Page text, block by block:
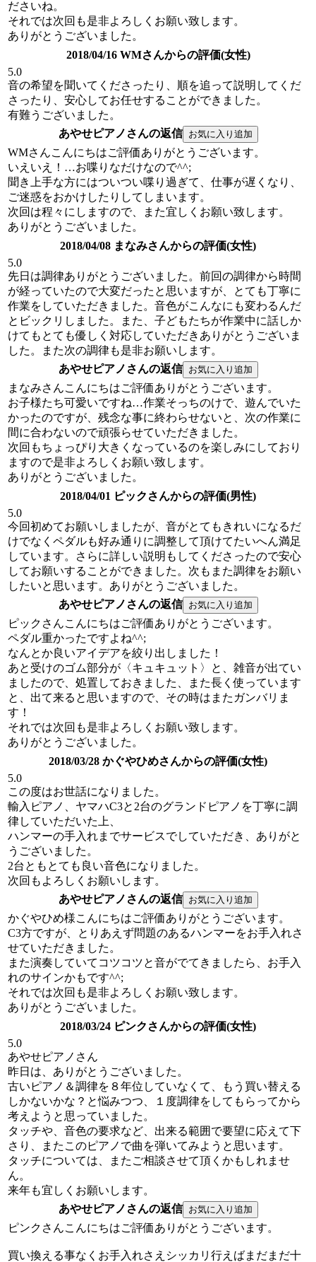
ださいね。
それでは次回も是非よろしくお願い致します。
ありがとうございました。
2018/04/16 WMさんからの評価(女性)
5.0
音の希望を聞いてくださったり、順を追って説明してくだ
さったり、安心してお任せすることができました。
有難うございました。
あやせピアノさんの返信
WMさんこんにちはご評価ありがとうございます。
いえいえ！…お喋りなだけなので^^;
聞き上手な方にはついつい喋り過ぎて、仕事が遅くなり、
ご迷惑をおかけしたりしてしまいます。
次回は程々にしますので、また宜しくお願い致します。
ありがとうございました。
2018/04/08 まなみさんからの評価(女性)
5.0
先日は調律ありがとうございました。前回の調律から時間
が経っていたので大変だったと思いますが、とても丁寧に
作業をしていただきました。音色がこんなにも変わるんだ
とビックリしました。また、子どもたちが作業中に話しか
けてもとても優しく対応していただきありがとうございま
した。また次の調律も是非お願いします。
あやせピアノさんの返信
まなみさんこんにちはご評価ありがとうございます。
お子様たち可愛いですね…作業そっちのけで、遊んでいた
かったのですが、残念な事に終わらせないと、次の作業に
間に合わないので頑張らせていただきました。
次回もちょっぴり大きくなっているのを楽しみにしており
ますので是非よろしくお願い致します。
ありがとうございました。
2018/04/01 ピックさんからの評価(男性)
5.0
今回初めてお願いしましたが、音がとてもきれいになるだ
けでなくペダルも好み通りに調整して頂けてたいへん満足
しています。さらに詳しい説明もしてくださったので安心
してお願いすることができました。次もまた調律をお願い
したいと思います。ありがとうございました。
あやせピアノさんの返信
ピックさんこんにちはご評価ありがとうございます。
ペダル重かったですよね^^;
なんとか良いアイデアを絞り出しました！
あと受けのゴム部分が〈キュキュット〉と、雑音が出てい
ましたので、処置しておきました、また長く使っています
と、出て来ると思いますので、その時はまたガンバリま
す！
それでは次回も是非よろしくお願い致します。
ありがとうございました。
2018/03/28 かぐやひめさんからの評価(女性)
5.0
この度はお世話になりました。
輸入ピアノ、ヤマハC3と2台のグランドピアノを丁寧に調
律していただいた上、
ハンマーの手入れまでサービスでしていただき、ありがと
うございました。
2台ともとても良い音色になりました。
次回もよろしくお願いします。
あやせピアノさんの返信
かぐやひめ様こんにちはご評価ありがとうございます。
C3方ですが、とりあえず問題のあるハンマーをお手入れさ
せていただきました。
また演奏していてコツコツと音がでてきましたら、お手入
れのサインかもです^^;
それでは次回も是非よろしくお願い致します。
ありがとうございました。
2018/03/24 ピンクさんからの評価(女性)
5.0
あやせピアノさん
昨日は、ありがとうございました。
古いピアノ＆調律を８年位していなくて、もう買い替える
しかないかな？と悩みつつ、１度調律をしてもらってから
考えようと思っていました。
タッチや、音色の要求など、出来る範囲で要望に応えて下
さり、またこのピアノで曲を弾いてみようと思います。
タッチについては、またご相談させて頂くかもしれませ
ん。
来年も宜しくお願いします。
あやせピアノさんの返信
ピンクさんこんにちはご評価ありがとうございます。
買い換える事なくお手入れさえシッカリ行えばまだまだ十